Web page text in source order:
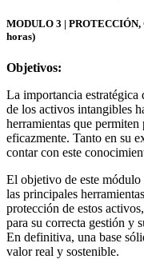
MODULO 3 |
horas)
Objetivos:
La importancia
de los activos intangibles
herramientas que
eficazmente. Tanto en su
contar con este
El objetivo de este
las principales
protección de estos
para su correcta gestión y
En definitiva, una base
valor real y sostenible.